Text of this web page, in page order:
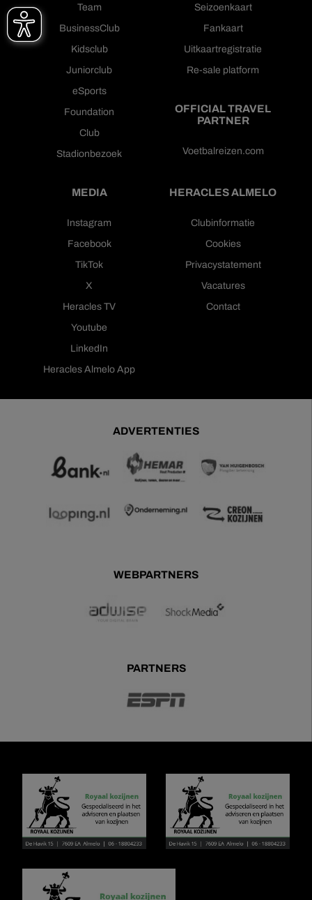
Team
BusinessClub
Kidsclub
Juniorclub
eSports
Foundation
Club
Stadionbezoek
Seizoenkaart
Fankaart
Uitkaartregistratie
Re-sale platform
OFFICIAL TRAVEL
PARTNER
Voetbalreizen.com
MEDIA
Instagram
Facebook
TikTok
X
Heracles TV
Youtube
LinkedIn
Heracles Almelo App
HERACLES ALMELO
Clubinformatie
Cookies
Privacystatement
Vacatures
Contact
ADVERTENTIES
WEBPARTNERS
PARTNERS